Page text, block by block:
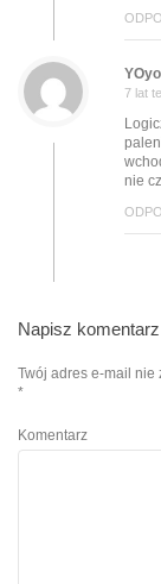
YOyo
7 lat
nie
Napisz komentarz
Twój adres e-mail nie
*
Komentarz